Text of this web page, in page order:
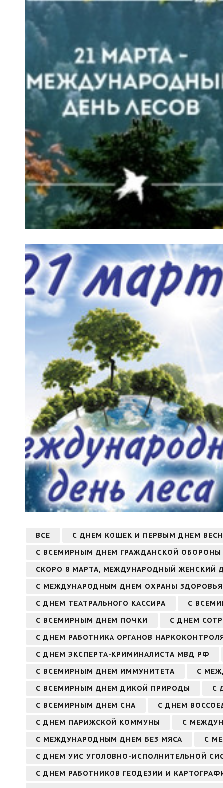
ВСЕ
С ДНЕМ КОШЕК И ПЕРВЫМ ДНЕМ
С ВСЕМИРНЫМ ДНЕМ ГРАЖДАНСКОЙ ОБОРОНЫ
СКОРО 8 МАРТА, МЕЖДУНАРОДНЫЙ ЖЕНСКИЙ
С МЕЖДУНАРОДНЫМ ДНЕМ ОХРАНЫ ЗДОРОВЬЯ
С ДНЕМ ТЕАТРАЛЬНОГО КАССИРА
С
С ВСЕМИРНЫМ ДНЕМ ПОЧКИ
С ДНЕМ
С ДНЕМ РАБОТНИКА ОРГАНОВ
С ДНЕМ ЭКСПЕРТА-КРИМИНАЛИСТА МВД РФ
С ВСЕМИРНЫМ ДНЕМ ИММУНИТЕТА
С
С ВСЕМИРНЫМ ДНЕМ ДИКОЙ ПРИРОДЫ
С
С ВСЕМИРНЫМ ДНЕМ СНА
С ДНЕМ
С ДНЕМ ПАРИЖСКОЙ КОММУНЫ
С
С МЕЖДУНАРОДНЫМ ДНЕМ БЕЗ МЯСА
С
С ДНЕМ УИС УГОЛОВНО-ИСПОЛНИТЕЛЬНОЙ
С ДНЕМ РАБОТНИКОВ ГЕОДЕЗИИ И